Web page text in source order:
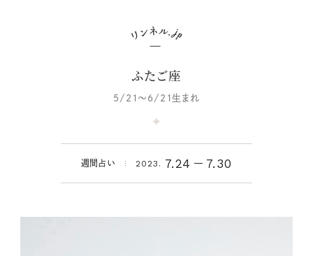
ふたご座
5/21～6/21生まれ
週間占い 2023. 7.24 7.30